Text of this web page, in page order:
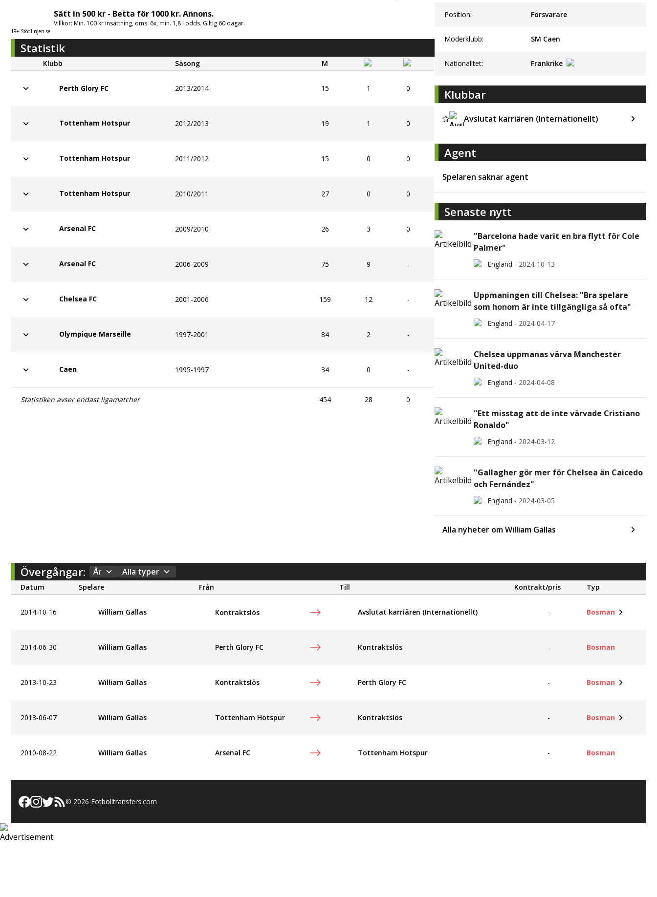
18+ Stödlinjen.se
Sätt in 500 kr - Betta för 1000 kr. Annons.
Villkor: Min. 100 kr insättning, oms. 6x, min. 1,8 i odds. Giltig 60 dagar.
Statistik
Klubb Säsong M
Perth Glory FC 2013/2014 15 1 0
Tottenham Hotspur 2012/2013 19 1 0
Tottenham Hotspur 2011/2012 15 0 0
Tottenham Hotspur 2010/2011 27 0 0
Arsenal FC 2009/2010 26 3 0
Arsenal FC 2006-2009 75 9 -
Chelsea FC 2001-2006 159 12 -
Olympique Marseille 1997-2001 84 2 -
Caen 1995-1997 34 0 -
Statistiken avser endast ligamatcher 454 28 0
Position: Försvarare
Moderklubb: SM Caen
Nationalitet: Frankrike
Klubbar
Avslutat karriären (Internationellt)
Agent
Spelaren saknar agent
Senaste nytt
"Barcelona hade varit en bra flytt för Cole
Palmer"
England - 2024-10-13
Uppmaningen till Chelsea: "Bra spelare
som honom är inte tillgängliga så ofta"
England - 2024-04-17
Chelsea uppmanas värva Manchester
United-duo
England - 2024-04-08
"Ett misstag att de inte värvade Cristiano
Ronaldo"
England - 2024-03-12
"Gallagher gör mer för Chelsea än Caicedo
och Fernández"
England - 2024-03-05
Alla nyheter om William Gallas
Övergångar: År Alla typer
Datum Spelare Från Till Kontrakt/pris Typ
2014-10-16 William Gallas Kontraktslös Avslutat karriären (Internationellt) - Bosman
2014-06-30 William Gallas Perth Glory FC Kontraktslös - Bosman
2013-10-23 William Gallas Kontraktslös Perth Glory FC - Bosman
2013-06-07 William Gallas Tottenham Hotspur Kontraktslös - Bosman
2010-08-22 William Gallas Arsenal FC Tottenham Hotspur - Bosman
© 2026 Fotbolltransfers.com